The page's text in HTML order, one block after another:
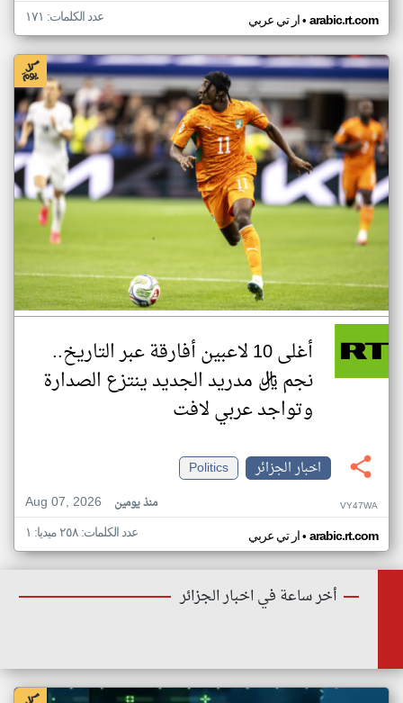
ار تي عربي• arabic.rt.com عدد الكلمات: ١٧١
أغلى 10 لاعبين أفارقة عبر التاريخ..
نجم ريال مدريد الجديد ينتزع الصدارة
وتواجد عربي لافت
اخبار الجزائر
Politics
Aug 07, 2026
منذ يومين VY47WA
ار تي عربي• arabic.rt.com عدد الكلمات: ٢٥٨ ميديا: ١
أخر ساعة في اخبار الجزائر